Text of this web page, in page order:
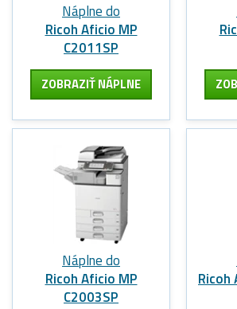
Náplne do
Ricoh Aficio MP
C2011SP
ZOBRAZIŤ NÁPLNE
Náplne do
Ricoh Aficio MP
C2003SP
Ricoh